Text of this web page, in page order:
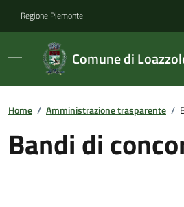
Regione Piemonte
Comune di
Home / Amministrazione trasparente /
Bandi di